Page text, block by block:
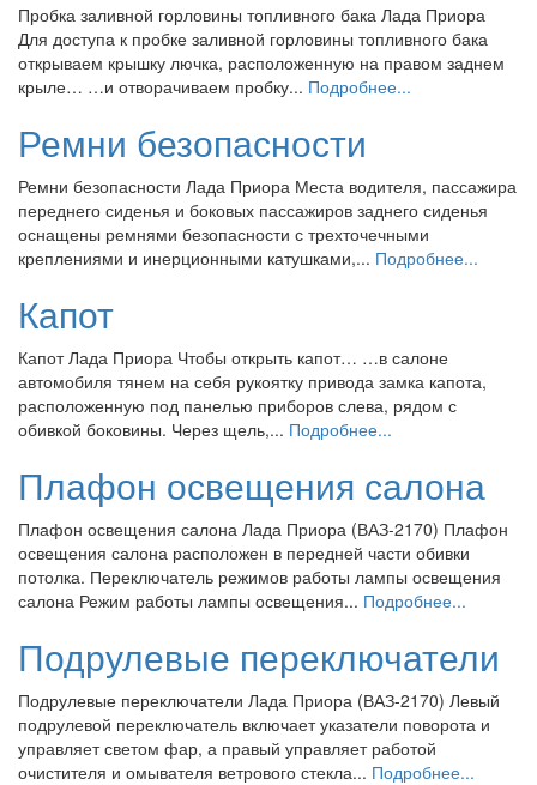
Пробка заливной горловины топливного бака Лада Приора
Для доступа к пробке заливной горловины топливного бака
открываем крышку лючка, расположенную на правом заднем
крыле… …и отворачиваем пробку... Подробнее...
Ремни безопасности
Ремни безопасности Лада Приора Места водителя, пассажира
переднего сиденья и боковых пассажиров заднего сиденья
оснащены ремнями безопасности с трехточечными
креплениями и инерционными катушками,... Подробнее...
Капот
Капот Лада Приора Чтобы открыть капот… …в салоне
автомобиля тянем на себя рукоятку привода замка капота,
расположенную под панелью приборов слева, рядом с
обивкой боковины. Через щель,... Подробнее...
Плафон освещения салона
Плафон освещения салона Лада Приора (ВАЗ-2170) Плафон
освещения салона расположен в передней части обивки
потолка. Переключатель режимов работы лампы освещения
салона Режим работы лампы освещения... Подробнее...
Подрулевые переключатели
Подрулевые переключатели Лада Приора (ВАЗ-2170) Левый
подрулевой переключатель включает указатели поворота и
управляет светом фар, а правый управляет работой
очистителя и омывателя ветрового стекла... Подробнее...